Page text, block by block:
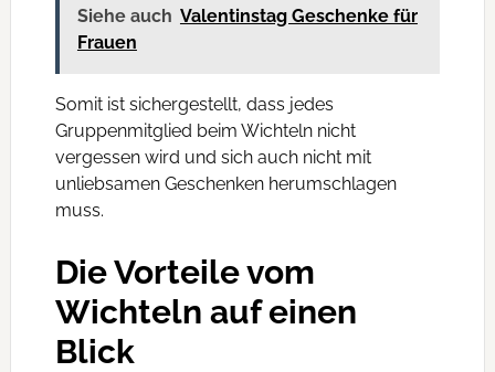
Siehe auch Valentinstag Geschenke für
Frauen
Somit ist sichergestellt, dass jedes
Gruppenmitglied beim Wichteln nicht
vergessen wird und sich auch nicht mit
unliebsamen Geschenken herumschlagen
muss.
Die Vorteile vom
Wichteln auf einen
Blick